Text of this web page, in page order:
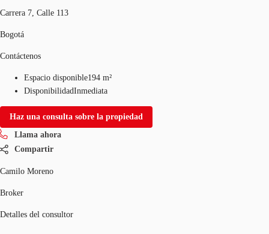
Carrera 7, Calle 113
Bogotá
Contáctenos
Espacio disponible194 m²
DisponibilidadInmediata
Haz una consulta sobre la propiedad
Llama ahora
Compartir
Camilo Moreno
Broker
Detalles del consultor